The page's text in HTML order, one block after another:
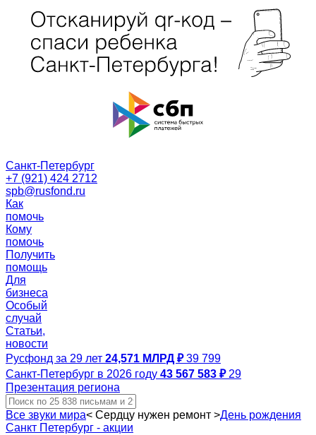
Санкт-Петербург
+7 (921) 424 2712
spb@rusfond.ru
Как
помочь
Кому
помочь
Получить
помощь
Для
бизнеса
Особый
случай
Статьи,
новости
Русфонд за 29 лет 24,571 МЛРД ₽ 39 799
Санкт-Петербург в 2026 году 43 567 583 ₽ 29
Презентация региона
Все звуки мира< Сердцу нужен ремонт >День рождения
Санкт Петербург - акции